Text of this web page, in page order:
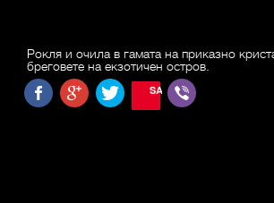
Рокля и очила в гамата на приказно
бреговете на екзотичен остров.
SAVE